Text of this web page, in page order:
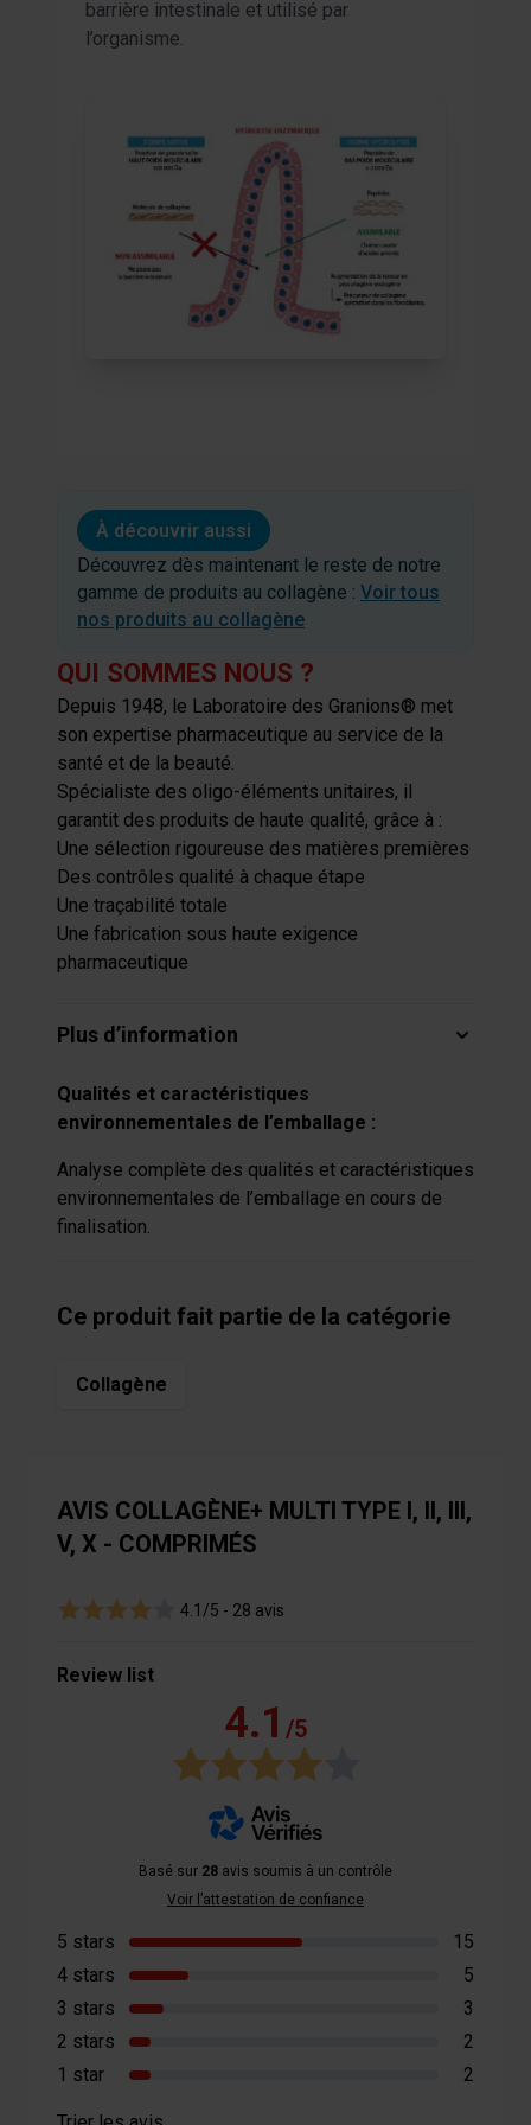
analyse du trafic. Nous partageons également des
informations sur votre utilisation de notre site avec nos
autres que vous leur avez fournies par ailleurs ou
collectées lors de votre utilisation de leurs services.
barrière intestinale et utilisé par
l’organisme.
À découvrir aussi
Découvrez dès maintenant le reste de notre
gamme de produits au collagène : Voir tous
nos produits au collagène
QUI SOMMES NOUS ?
Depuis 1948, le Laboratoire des Granions® met
son expertise pharmaceutique au service de la
santé et de la beauté.
Spécialiste des oligo-éléments unitaires, il
garantit des produits de haute qualité, grâce à :
Une sélection rigoureuse des matières premières
Des contrôles qualité à chaque étape
Une traçabilité totale
Une fabrication sous haute exigence
pharmaceutique
Plus d’information
Qualités et caractéristiques
environnementales de l’emballage :
Analyse complète des qualités et caractéristiques
environnementales de l’emballage en cours de
finalisation.
Ce produit fait partie de la catégorie
Collagène
AVIS COLLAGÈNE+ MULTI TYPE I, II, III,
V, X - COMPRIMÉS
4.1/5 - 28 avis
Review list
4.1 /5
Basé sur 28 avis soumis à un contrôle
Voir l’attestation de confiance
5 stars
15
4 stars
5
3 stars
3
2 stars
2
1 star
2